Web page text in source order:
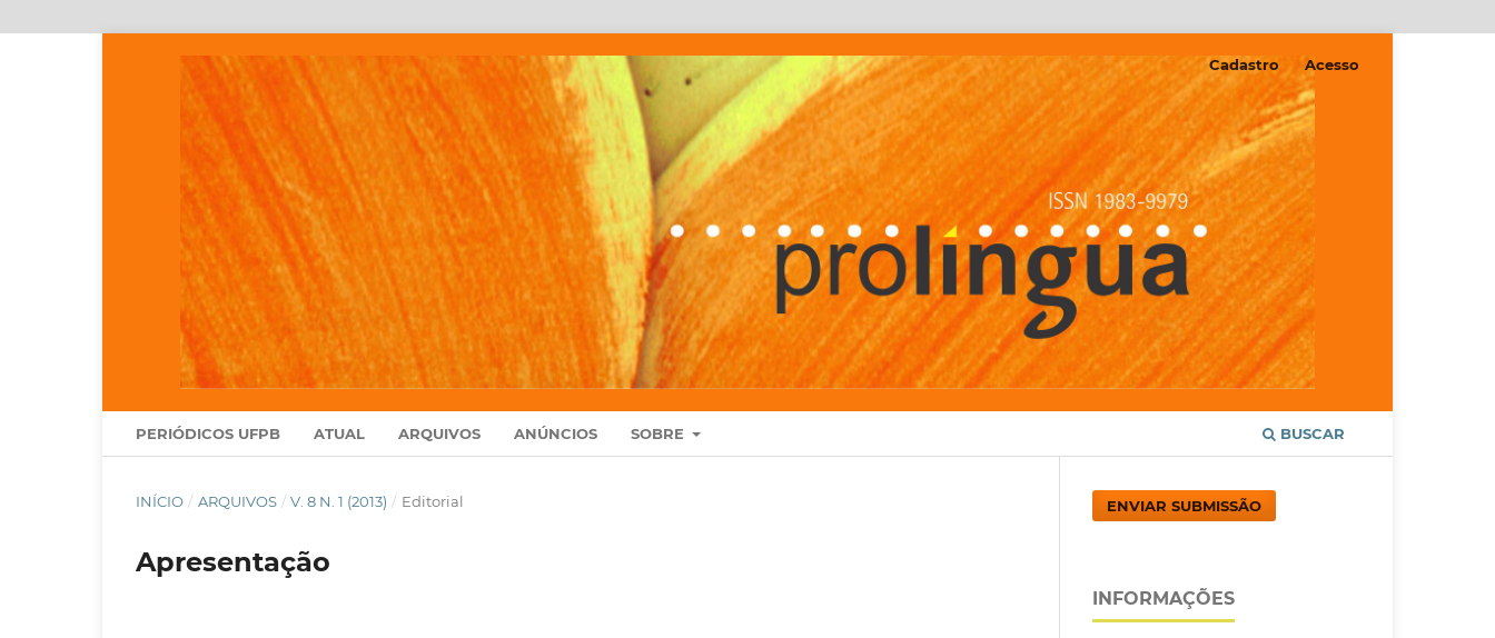
PERIÓDICOS UFPB ATUAL ARQUIVOS ANÚNCIOS SOBRE BUSCAR
Cadastro Acesso
INÍCIO / ARQUIVOS / V. 8 N. 1 (2013) / Editorial
Apresentação
ENVIAR SUBMISSÃO
INFORMAÇÕES